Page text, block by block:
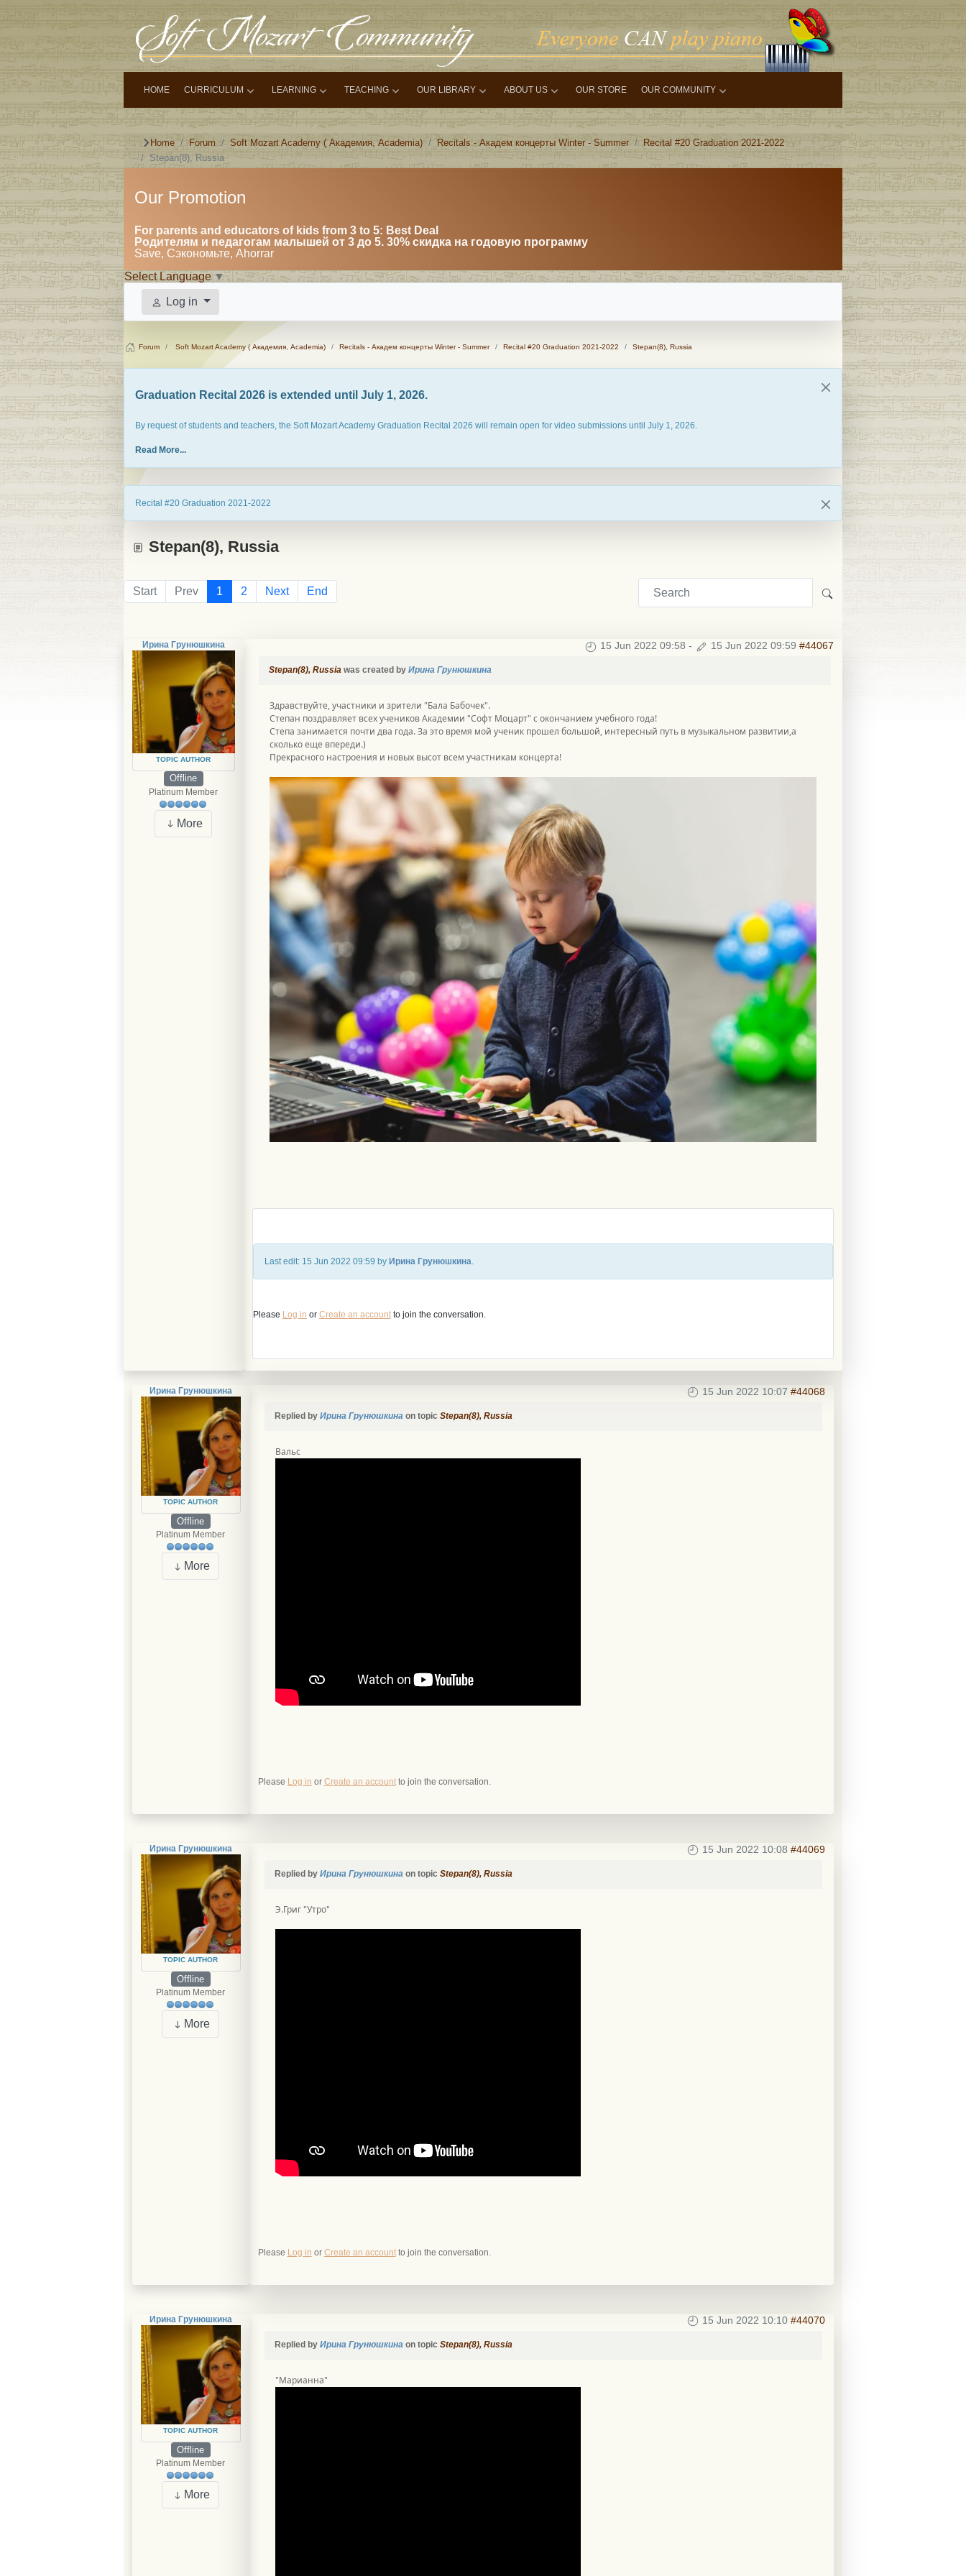
HOME CURRICULUM LEARNING TEACHING OUR LIBRARY ABOUT US OUR STORE OUR COMMUNITY
Home Forum Soft Mozart Academy ( Академия, Academia) Recitals - Академ концерты Winter - Summer
Recital #20 Graduation 2021-2022
Stepan(8), Russia
Our Promotion
For parents and educators of kids from 3 to 5: Best Deal
Родителям и педагогам малышей от 3 до 5. 30% скидка на годовую программу
Save, Сэкономьте, Ahorrar
Select Language ▼
Log in
Forum Soft Mozart Academy ( Академия, Academia) Recitals - Академ концерты Winter - Summer Recital #20 Graduation 2021-2022 Stepan(8), Russia
Graduation Recital 2026 is extended until July 1, 2026.
By request of students and teachers, the Soft Mozart Academy Graduation Recital 2026 will remain open for video submissions until July 1, 2026.
Read More...
Recital #20 Graduation 2021-2022
Stepan(8), Russia
Start Prev 1 2 Next End
Ирина Грунюшкина
TOPIC AUTHOR
Offline
Platinum Member
More
15 Jun 2022 09:58 - 15 Jun 2022 09:59 #44067
Stepan(8), Russiawas created by Ирина Грунюшкина
Здравствуйте, участники и зрители "Бала Бабочек".
Степан поздравляет всех учеников Академии "Софт Моцарт" с окончанием учебного года!
Степа занимается почти два года. За это время мой ученик прошел большой, интересный путь в музыкальном развитии,а
сколько еще впереди.)
Прекрасного настроения и новых высот всем участникам концерта!
Last edit: 15 Jun 2022 09:59 by Ирина Грунюшкина
Please Log in or Create an accountto join the conversation.
Ирина Грунюшкина
TOPIC AUTHOR
Offline
Platinum Member
More
15 Jun 2022 10:07 #44068
Replied by Ирина Грунюшкина on topic Stepan(8), Russia
Вальс
Please Log in or Create an accountto join the conversation.
Ирина Грунюшкина
TOPIC AUTHOR
Offline
Platinum Member
More
15 Jun 2022 10:08 #44069
Replied by Ирина Грунюшкина on topic Stepan(8), Russia
Э.Григ "Утро"
Please Log in or Create an accountto join the conversation.
Ирина Грунюшкина
TOPIC AUTHOR
Offline
Platinum Member
More
15 Jun 2022 10:10 #44070
Replied by Ирина Грунюшкина on topic Stepan(8), Russia
"Марианна"